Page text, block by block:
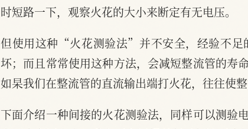
时短路一下，观察火花的大小来断定有无电压。
但使用这种“火花测验法”并不安全，经验不足
坏；而且常常使用这种方法，会减短整流管的寿
如杲我们在整流管的直流输出端打火花，往往使整
下面介绍一种间接的火花测验法，同样可以测验